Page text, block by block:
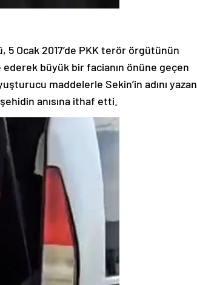
Ocak 2017’de PKK terör örgütünün
büyük bir facianın önüne geçen
maddelerle Sekin’in adını yazan
anısına ithaf etti.